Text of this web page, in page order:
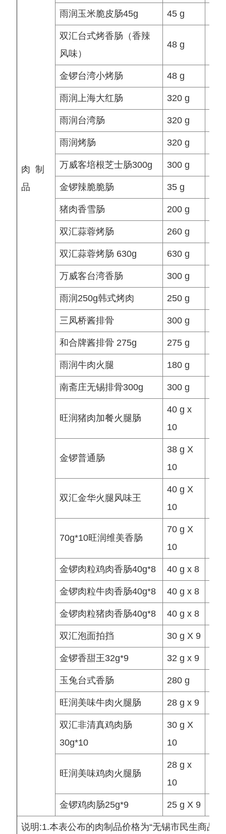
肉 制
品
雨润玉米脆皮肠45g 45 g
双汇台式烤香肠（香辣
风味）
48 g
金锣台湾小烤肠 48 g
雨润上海大红肠 320 g
雨润台湾肠 320 g
雨润烤肠 320 g
万威客培根芝士肠300g 300 g
金锣辣脆脆肠 35 g
猪肉香雪肠 200 g
双汇蒜蓉烤肠 260 g
双汇蒜蓉烤肠 630g 630 g
万威客台湾香肠 300 g
雨润250g韩式烤肉 250 g
三凤桥酱排骨 300 g
和合牌酱排骨 275g 275 g
雨润牛肉火腿 180 g
南斋庄无锡排骨300g 300 g
旺润猪肉加餐火腿肠
40 g x
10
金锣普通肠
38 g X
10
双汇金华火腿风味王
40 g X
10
70g*10旺润维美香肠
70 g X
10
金锣肉粒鸡肉香肠40g*8 40 g x 8
金锣肉粒牛肉香肠40g*8 40 g x 8
金锣肉粒猪肉香肠40g*8 40 g x 8
双汇泡面拍挡 30 g X 9
金锣香甜王32g*9 32 g x 9
玉兔台式香肠 280 g
旺润美味牛肉火腿肠 28 g x 9
双汇非清真鸡肉肠
30g*10
30 g X
10
旺润美味鸡肉火腿肠
28 g x
10
金锣鸡肉肠25g*9 25 g X 9
说明:1.本表公布的肉制品价格为“无锡市民生商品